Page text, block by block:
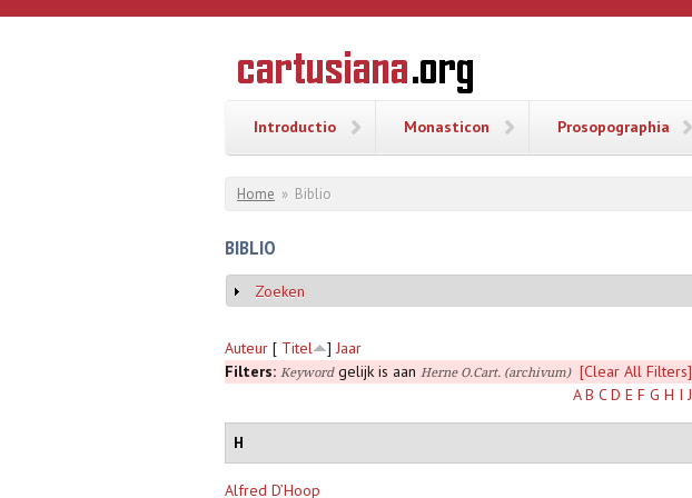
Overslaan en naar de inhoud gaan
CARTUSIANA
Geschiedenis
van de
Introductio Monasticon Prosopographia
U bent hier
Home » Biblio
BIBLIO
Weergeven
Zoeken
Auteur [ Titel ] Jaar
Filters: Keywordgelijk is aan Herne O.Cart. (archivum)
[Clear All Filters]
A B C D E F G H I J
H
Alfred D’Hoop